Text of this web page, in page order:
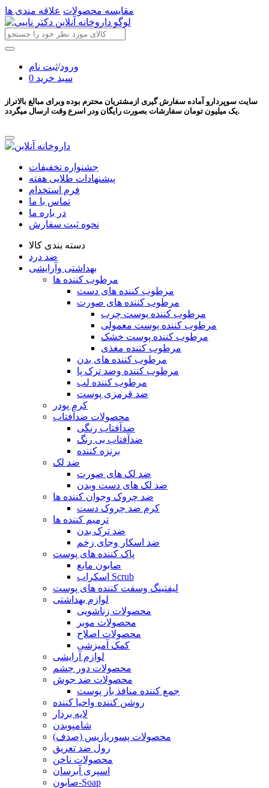
مقایسه محصولات علاقه مندی ها
ورود/ثبت نام
سبد خرید 0
سایت سوپردارو آماده سفارش گیری ازمشتریان محترم بوده وبرای مبالغ بالاتراز
یک میلیون تومان سفارشات بصورت رایگان ودر اسرع وقت ارسال میگردد.
جشنواره تخفیفات
پیشنهادات طلایی هفته
فرم استخدام
تماس با ما
در باره ما
نحوه ثبت سفارش
دسته بندی کالا
ضد درد
بهداشتی وآرایشی
مرطوب کننده ها
مرطوب کننده های دست
مرطوب کننده های صورت
مرطوب کننده پوست چرب
مرطوب کننده پوست معمولی
مرطوب کننده پوست خشک
مرطوب کننده مغذی
مرطوب کننده های بدن
مرطوب کننده وضد ترک پا
مرطوب کننده لب
ضد قرمزی پوست
کرم پودر
محصولات ضدآفتاب
ضدآفتاب رنگی
ضدآفتاب بی رنگ
برنزه کننده
ضد لک
ضد لک های صورت
ضد لک های دست وبدن
ضد چروک وجوان کننده ها
کرم ضد چروک دست
ترمیم کننده ها
ضد ترک بدن
ضد اسکار وجای زخم
پاک کننده های پوست
صابون مایع
اسکراب Scrub
لیفتینگ وسفت کننده های پوست
لوازم بهداشتی
محصولات زناشویی
محصولات موبر
محصولات اصلاح
کمک آمیزشی
لوازم آرایشی
محصولات دور چشم
محصولات ضد جوش
جمع کننده منافذ باز پوست
روشن کننده واحیا کننده
لایه بردار
شامپوبدن
محصولات پسوریازیس (صدف)
رول ضد تعریق
محصولات ناخن
اسپری آبرسان
صابون-Soap